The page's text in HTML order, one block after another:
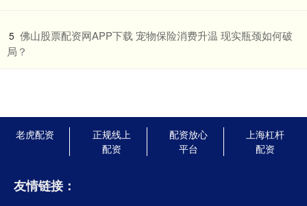
5 ​佛山股票配资网APP下载 宠物保险消费升温 现实瓶颈如何破
局？
老虎配资
正规线上
配资
配资放心
平台
上海杠杆
配资
友情链接：